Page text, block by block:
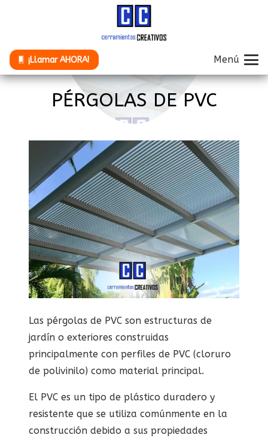
¡Llamar AHORA! Menú
PÉRGOLAS DE PVC
Las pérgolas de PVC son estructuras de
jardín o exteriores construidas
principalmente con perfiles de PVC (cloruro
de polivinilo) como material principal.
El PVC es un tipo de plástico duradero y
resistente que se utiliza comúnmente en la
construcción debido a sus propiedades